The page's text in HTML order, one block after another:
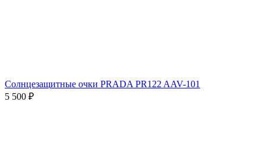
Солнцезащитные очки PRADA PR122 AAV-101
5 500 ₽